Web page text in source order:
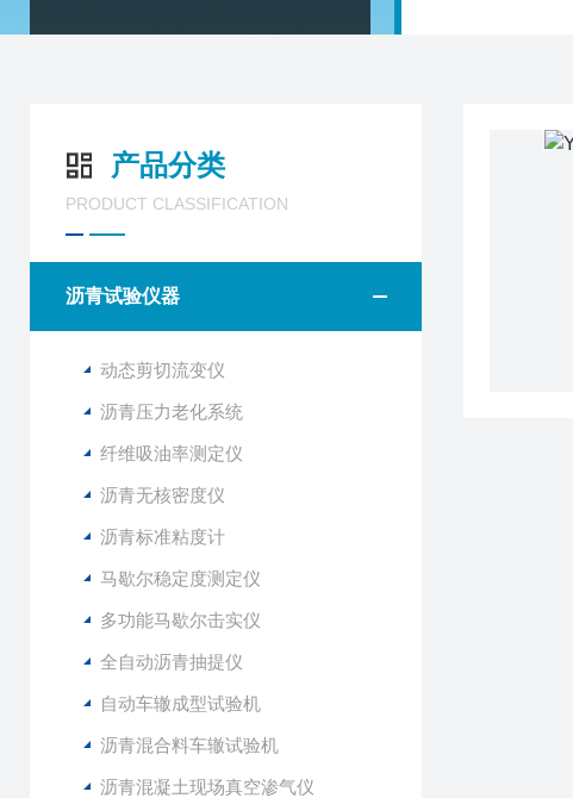
产品分类
PRODUCT CLASSIFICATION
沥青试验仪器
动态剪切流变仪
沥青压力老化系统
纤维吸油率测定仪
沥青无核密度仪
沥青标准粘度计
马歇尔稳定度测定仪
多功能马歇尔击实仪
全自动沥青抽提仪
自动车辙成型试验机
沥青混合料车辙试验机
沥青混凝土现场真空渗气仪